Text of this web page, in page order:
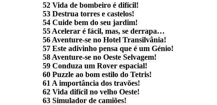
52 Vida de bombeiro é difícil!
53 Destrua torres e castelos!
54 Cuide bem do seu jardim!
55 Acelerar é fácil, mas, se derrapa…
56 Aventure-se no Hotel Transilvânia!
57 Este adivinho pensa que é um Génio!
58 Aventure-se no Oeste Selvagem!
59 Conduza um Rover espacial!
60 Puzzle ao bom estilo do Tetris!
61 A importância dos travões!
62 Vida difícil no velho Oeste!
63 Simulador de camiões!